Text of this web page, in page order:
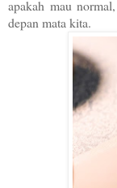
apakah mau
depan mata kita.